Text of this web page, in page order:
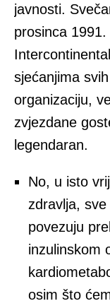
javnosti.
prosinca
sjećanjima
organizaciju,
zvjezdane
legendaran.
No, u isto
zdravlja,
povezuju
inzulinskom
osim što